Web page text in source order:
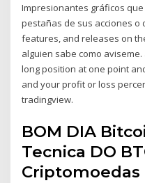
Impresionantes gráficos
pestañas de sus acciones
features, and releases on
alguien sabe como
long position at one point
and your profit or loss
tradingview.
BOM DIA
Tecnica DO
Criptomoedas